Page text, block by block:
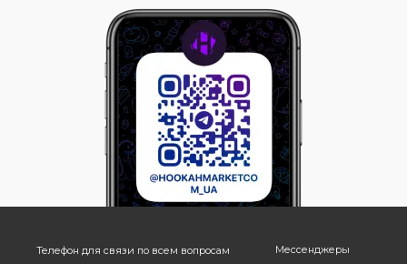
Телефон для связи по всем вопросам Мессенджеры